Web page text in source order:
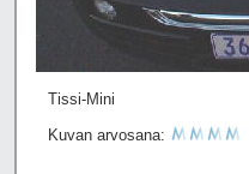
Tissi-Mini
Kuvan arvosana: